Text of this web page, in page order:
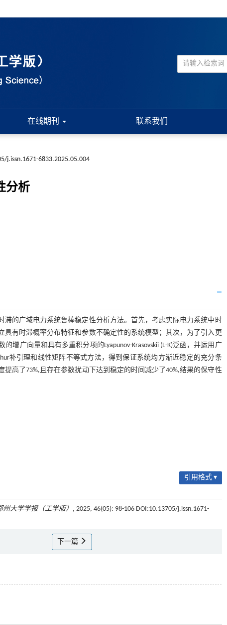
在线期刊 联系我们
j.issn.1671-6833.2025.05.004
分析
的广域电力系统鲁棒稳定性分析方法。首先，考虑实际电力系统中时
有时滞概率分布特征和参数不确定性的系统模型；其次，为了引入更
广向量和具有多重积分项的Lyapunov-Krasovskii (L-K)泛函，并运用广
补引理和线性矩阵不等式方法，得到保证系统均方渐近稳定的充分条
高了73%,且存在参数扰动下达到稳定的时间减少了40%,结果的保守性
引用格式 ▾
州大学学报（工学版） , 2025, 46(05): 98-106 DOI:10.13705/j.issn.1671-
下一篇